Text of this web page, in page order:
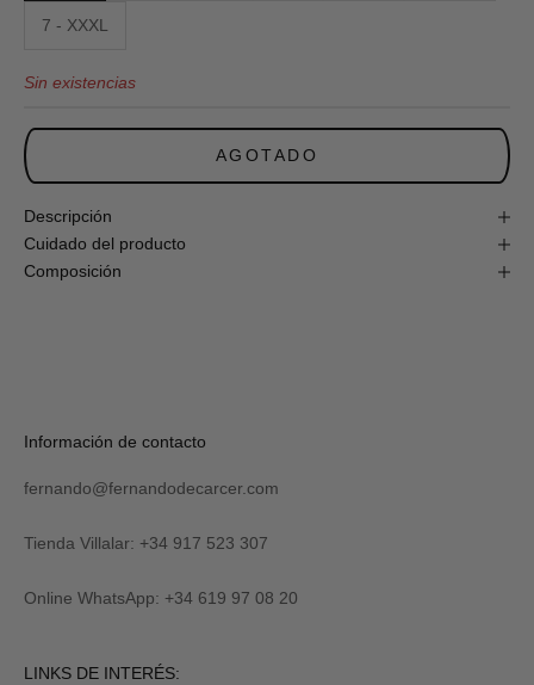
7 - XXXL
Sin existencias
AGOTADO
Descripción
Cuidado del producto
Composición
obtén
de
en
online!
R
I
I
M
E
Verás
tu
al
y
recibirás
Revisa
Información de contacto
fernando@fernandodecarcer.com
Tienda Villalar: +34 917 523 307
Online WhatsApp: +34 619 97 08 20
LINKS DE INTERÉS: